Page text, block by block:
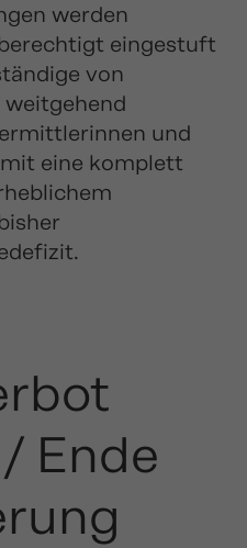
werden
eingestuft
von
und
eine komplett
Ende